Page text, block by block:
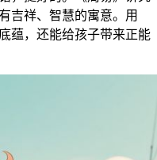
吉祥、智慧的寓意。用
蕴，还能给孩子带来正能